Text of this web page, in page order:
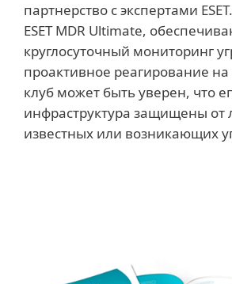
партнерство с экспертами
ESET MDR Ultimate,
круглосуточный мониторинг
проактивное реагирование
клуб может быть уверен, что
инфраструктура защищены от
известных или возникающих